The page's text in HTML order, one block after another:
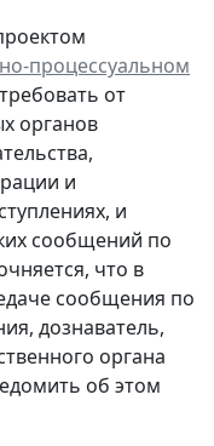
процессуальном
от
органов
и
и
сообщений по
что в
сообщения по
дознаватель,
органа
об этом